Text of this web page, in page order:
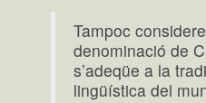
Tampoc
denominació de
s’adeqüe a la
lingüística del